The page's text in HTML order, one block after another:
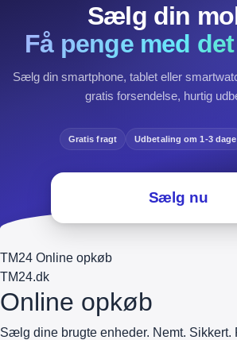
Sælg din
Få penge med
Sælg din smartphone, tablet eller
gratis forsendelse, hurtig
Gratis fragt Udbetaling om 1-3 dage
Sælg nu
TM24 Online opkøb
TM24.dk
Online opkøb
Sælg dine brugte enheder. Nemt. Sikkert.